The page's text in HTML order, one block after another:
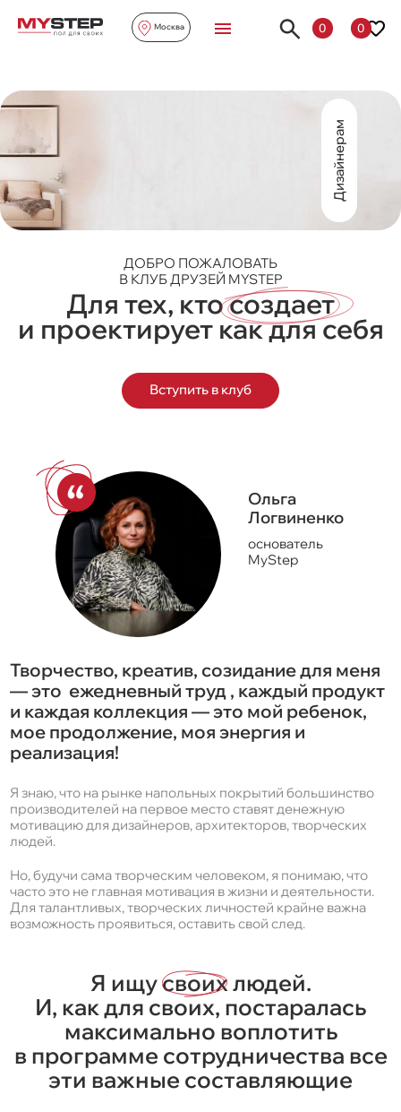
Москва 0 0
Дизайнерам
ДОБРО ПОЖАЛОВАТЬ
В КЛУБ ДРУЗЕЙ MYSTEP
Для тех, ктосоздает
и проектирует как для себя
Вступить в клуб
Ольга
Логвиненко
основатель
MyStep
Творчество, креатив, созидание для меня
— это ежедневный труд , каждый продукт
и каждая коллекция — это мой ребенок,
мое продолжение, моя энергия и
реализация!
Я знаю, что на рынке напольных покрытий большинство
производителей на первое место ставят денежную
мотивацию для дизайнеров, архитекторов, творческих
людей.
Но, будучи сама творческим человеком, я понимаю, что
часто это не главная мотивация в жизни и деятельности.
Для талантливых, творческих личностей крайне важна
возможность проявиться, оставить свой след.
Я ищусвоихлюдей.
И, как для своих, постаралась
максимально воплотить
в программе сотрудничества все
эти важные составляющие